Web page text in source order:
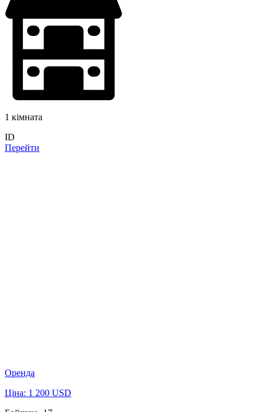
1 кімната
ID
Перейти
Оренда
Ціна: 1 200 USD